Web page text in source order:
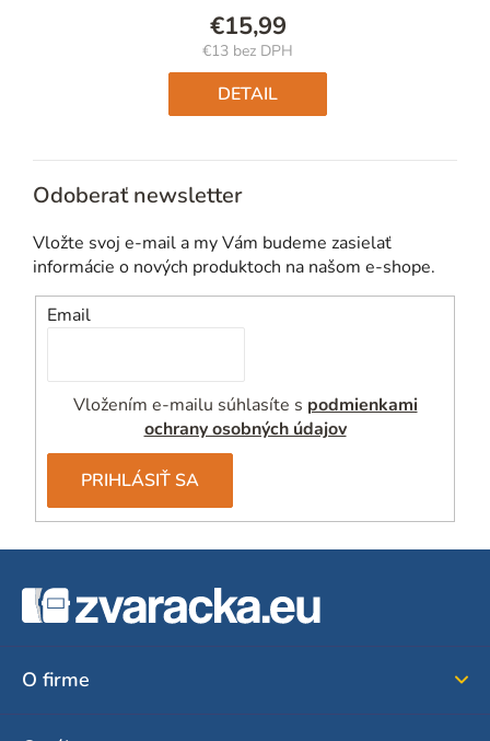
€15,99
€13 bez DPH
Jednotková
cena:
DETAIL
Odoberať newsletter
Vložte svoj e-mail a my Vám budeme zasielať
informácie o nových produktoch na našom e-shope.
Email
Vložením e-mailu súhlasíte s podmienkami
ochrany osobných údajov
PRIHLÁSIŤ SA
O firme